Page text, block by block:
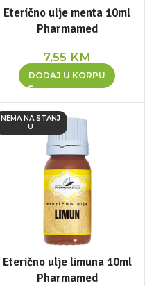
Eterično ulje menta 10ml
Pharmamed
7,55 KM
DODAJ U KORPU
NEMA NA STANJ
U
Eterično ulje limuna 10ml
Pharmamed